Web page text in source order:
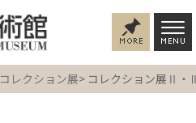
コレクション展> コレクション展Ⅱ